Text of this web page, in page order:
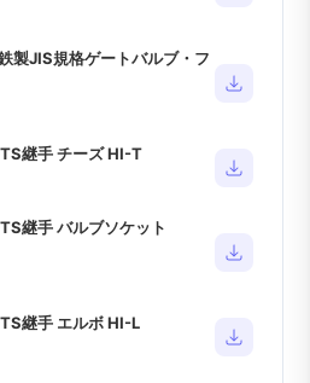
製JIS規格ゲートバルブ・フ
継手 チーズ HI-T
継手 バルブソケット
継手 エルボ HI-L